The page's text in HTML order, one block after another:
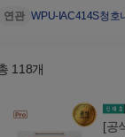
연관 WPU-IAC414S청호
118개
[공